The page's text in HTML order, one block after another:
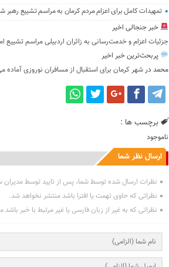
تمهیدات کامل برای اعزام مردم کرمان به مراسم تشییع رهبر
خبر جنجالی اخیر
جزئیات اعزام و خدمت‌رسانی به زائران اردبیلی مراسم تشییع
پربحث‌ترین خبر اخیر
محمد درشهر کرمان برای استقبال از مسافران نوروزی آماده
برچسب ها :
ناموجود
ارسال نظر شما
نظرات ارسال شده توسط شما، پس از تایید توسط
نظراتی که حاوی تهمت یا افترا باشد منتشر نخواهد شد.
نظراتی که به غیر از زبان فارسی یا غیر مرتبط با خبر